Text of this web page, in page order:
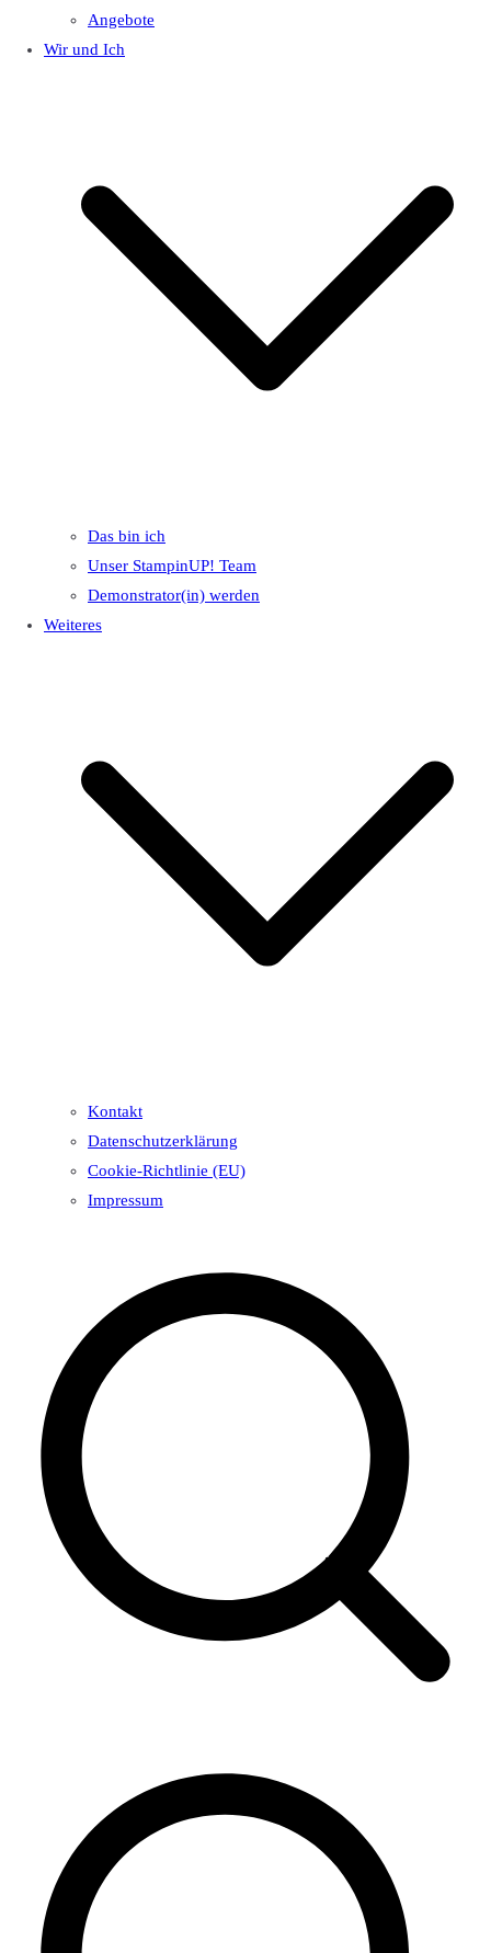
Angebote
Wir und Ich
Das bin ich
Unser StampinUP! Team
Demonstrator(in) werden
Weiteres
Kontakt
Datenschutzerklärung
Cookie-Richtlinie (EU)
Impressum